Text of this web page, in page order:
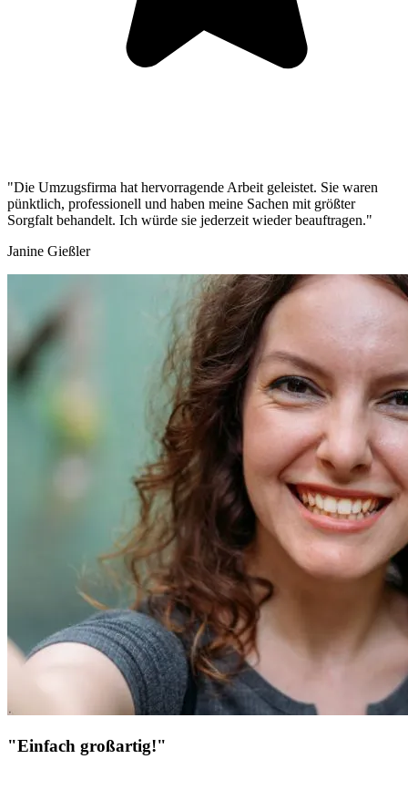
"Die Umzugsfirma hat hervorragende Arbeit geleistet. Sie waren
pünktlich, professionell und haben meine Sachen mit größter
Sorgfalt behandelt. Ich würde sie jederzeit wieder beauftragen."
Janine Gießler
"Einfach großartig!"